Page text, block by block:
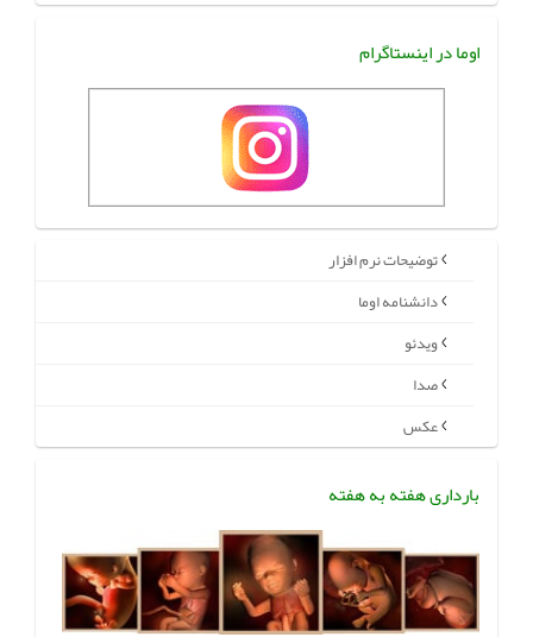
اوما در اینستاگرام
توضیحات نرم افزار
دانشنامه اوما
ویدئو
صدا
عکس
بارداری هفته به هفته